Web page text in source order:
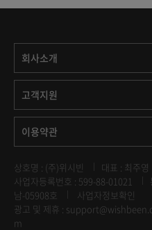
회사소개
고객지원
이용약관
상호명 : (주)위시빈 대표 : 최주영
사업자등록번호 : 599-88-01021
남-05908호
사업자정보확인
광고 및 제휴 :
m